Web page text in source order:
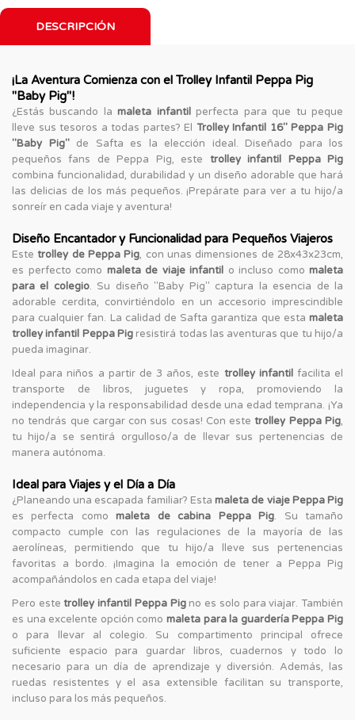
DESCRIPCIÓN
¡La Aventura Comienza con el Trolley Infantil Peppa Pig
"Baby Pig"!
¿Estás buscando lamaleta infantilperfecta para que tu peque
lleve sus tesoros a todas partes? El Trolley Infantil 16" Peppa Pig
"Baby Pig"de Safta es la elección ideal. Diseñado para los
pequeños fans de Peppa Pig, este trolley infantil Peppa Pig
combina funcionalidad, durabilidad y un diseño adorable que hará
las delicias de los más pequeños. ¡Prepárate para ver a tu hijo/a
sonreír en cada viaje y aventura!
Diseño Encantador y Funcionalidad para Pequeños Viajeros
Estetrolley de Peppa Pig, con unas dimensiones de 28x43x23cm,
es perfecto como maleta de viaje infantil o incluso como maleta
para el colegio. Su diseño "Baby Pig" captura la esencia de la
adorable cerdita, convirtiéndolo en un accesorio imprescindible
para cualquier fan. La calidad de Safta garantiza que esta maleta
trolley infantil Peppa Pigresistirá todas las aventuras que tu hijo/a
pueda imaginar.
Ideal para niños a partir de 3 años, este trolley infantilfacilita el
transporte de libros, juguetes y ropa, promoviendo la
independencia y la responsabilidad desde una edad temprana. ¡Ya
no tendrás que cargar con sus cosas! Con estetrolley Peppa Pig,
tu hijo/a se sentirá orgulloso/a de llevar sus pertenencias de
manera autónoma.
Ideal para Viajes y el Día a Día
¿Planeando una escapada familiar? Estamaleta de viaje Peppa Pig
es perfecta comomaleta de cabina Peppa Pig. Su tamaño
compacto cumple con las regulaciones de la mayoría de las
aerolíneas, permitiendo que tu hijo/a lleve sus pertenencias
favoritas a bordo. ¡Imagina la emoción de tener a Peppa Pig
acompañándolos en cada etapa del viaje!
Pero estetrolley infantil Peppa Pigno es solo para viajar. También
es una excelente opción como maleta para la guardería Peppa Pig
o para llevar al colegio. Su compartimento principal ofrece
suficiente espacio para guardar libros, cuadernos y todo lo
necesario para un día de aprendizaje y diversión. Además, las
ruedas resistentes y el asa extensible facilitan su transporte,
incluso para los más pequeños.